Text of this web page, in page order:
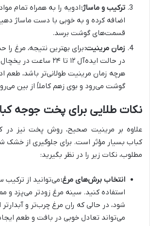
ترکیب و ماساژ:ادویه را به همراه تمام
اضافه کرده و به خوبی با دست ماساژ
قسمت‌های گوشت برسد.
زمان مرینیت:
در حالت ایده‌آل ۱۲ تا ۲۴
هرچه زمان مرینیت طولانی‌تر باشد، طعم
گوشت می‌رود و بوی زهم کاملاً از بین
نکات طلایی برای پخت جوجه
علاوه بر مرینیت صحیح، روش پخت نیز در
کباب بسیار مؤثر است. برای جلوگیری از
مطلوب، نکات زیر را در نظر بگیرید:
انتخاب برش‌های مرغ:می‌توانید از ترکیب
استفاده کنید. سینه مرغ زودتر می‌پزد
شود، در حالی که ران مرغ چرب‌تر و
می‌تواند تعادل خوبی در بافت و طعم